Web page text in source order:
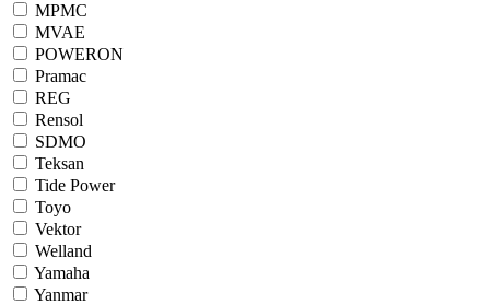
MPMC
MVAE
POWERON
Pramac
REG
Rensol
SDMO
Teksan
Tide Power
Toyo
Vektor
Welland
Yamaha
Yanmar